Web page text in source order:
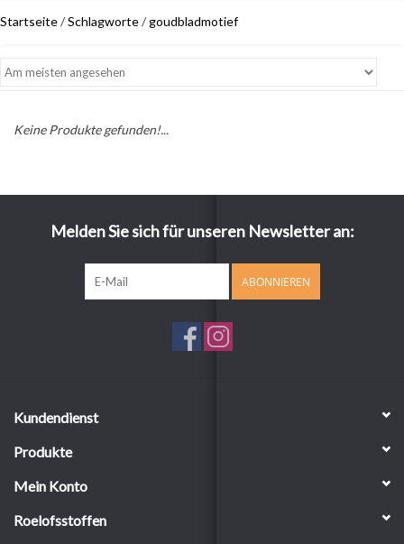
Startseite/Schlagworte/goudbladmotief
Keine Produkte gefunden!...
Melden Sie sich für unseren Newsletter an:
ABONNIEREN
Kundendienst
Produkte
Mein Konto
Roelofsstoffen